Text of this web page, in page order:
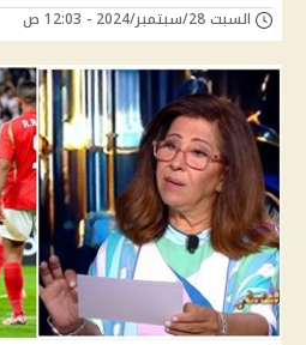
السبت 28/سبتمبر/2024 - 12:03 ص